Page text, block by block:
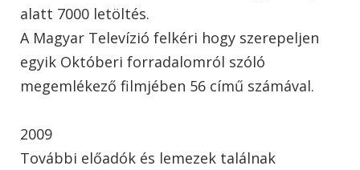
alatt 7000 letöltés.
A Magyar Televízió felkéri hogy szerepeljen
egyik Októberi forradalomról szóló
megemlékező filmjében 56 című számával.
2009
További előadók és lemezek találnak